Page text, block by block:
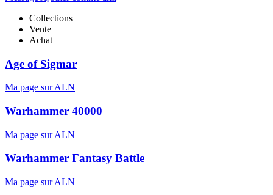
Collections
Vente
Achat
Age of Sigmar
Ma page sur ALN
Warhammer 40000
Ma page sur ALN
Warhammer Fantasy Battle
Ma page sur ALN